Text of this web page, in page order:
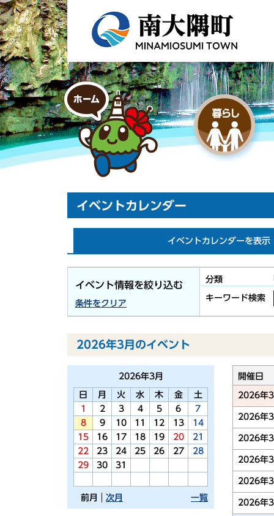
イベントカレンダー
イベントカレンダーを表示
イベント情報を絞り込む
条件をクリア
分類
キーワード検索
2026年3月のイベント
2026年3月
日 月 火 水 木 金
土
1
2 3 4 5 6
7
8
9 10 11 12 13
14
15
16 17 18 19 20
21
22
23 24 25 26 27
28
29
30 31
前月 一覧
次月
開催日
2026年
2026年
2026年
2026年
2026年
2026年